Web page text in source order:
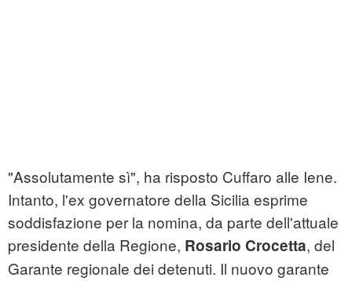
"Assolutamente sì", ha risposto Cuffaro alle Iene.
Intanto, l'ex governatore della Sicilia esprime
soddisfazione per la nomina, da parte dell'attuale
presidente della Regione, Rosario Crocetta, del
Garante regionale dei detenuti. Il nuovo garante